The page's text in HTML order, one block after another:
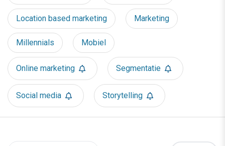
Location based marketing Marketing
Millennials Mobiel
Online marketing Segmentatie
Social media Storytelling